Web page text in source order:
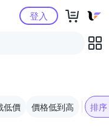
物中心登入
低價 價格低到高 排序